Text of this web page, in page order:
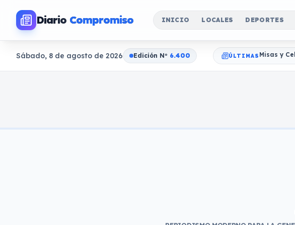
Diario Compromiso INICIO LOCALES DEPORTES
Sábado, 8 de agosto de 2026 Edición No 6.400 ÚLTIMAS Misas y